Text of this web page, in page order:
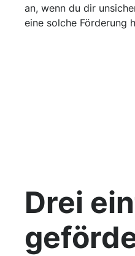
an, wenn du dir
eine solche Förderung
Drei